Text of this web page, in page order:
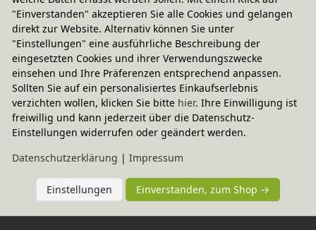
43,95 €
Farben
39,95 €
-20% Code NEU
Filz-Aufbewahrungsbox
Wimpel
In verschiedenen
Farben
39,95 €
SCHNELLE LIEFERUNG
"Einverstanden" akzeptieren Sie alle Cookies und gelangen
direkt zur Website. Alternativ können Sie unter
"Einstellungen" eine ausführliche Beschreibung der
eingesetzten Cookies und ihrer Verwendungszwecke
einsehen und Ihre Präferenzen entsprechend anpassen.
Sollten Sie auf ein personalisiertes Einkaufserlebnis
verzichten wollen, klicken Sie bitte hier. Ihre Einwilligung ist
freiwillig und kann jederzeit über die Datenschutz-
Einstellungen widerrufen oder geändert werden.
Daten­schutz­erklärung | Impressum
Einstellungen Einverstanden, zum Shop →